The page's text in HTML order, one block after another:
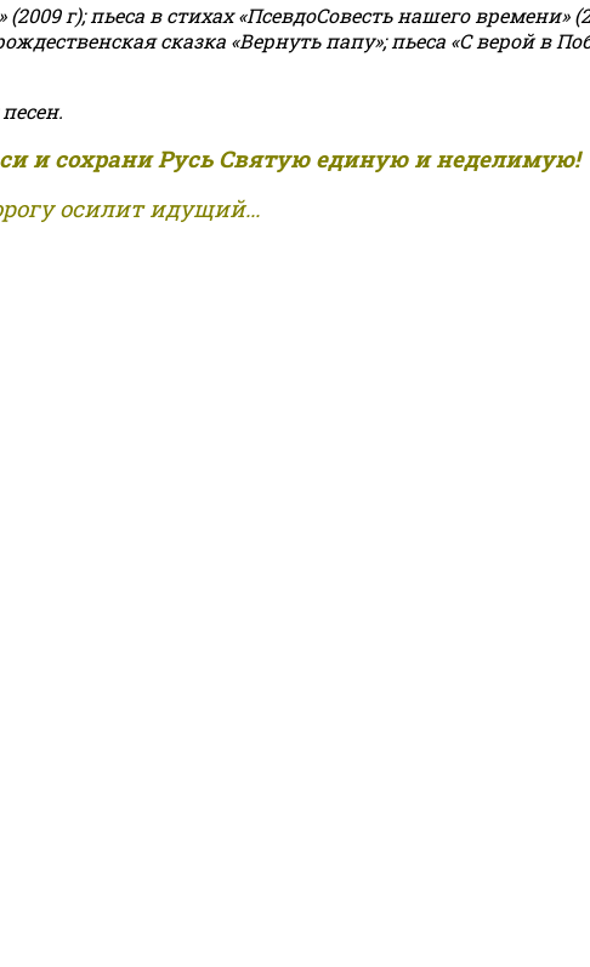
г); пьеса в стихах «ПсевдоСовесть нашего времени»
сказка «Вернуть папу»; пьеса «С верой в
и сохрани Русь Святую единую и неделимую!
осилит идущий...